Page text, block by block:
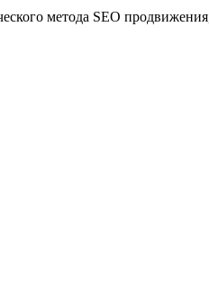
метода SEO